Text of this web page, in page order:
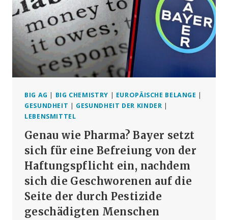
BIG AG | BIG CHEMISTRY | EUROPÄISCHE BELANGE |
GESUNDHEIT | GESUNDHEIT DER KINDER |
LEBENSMITTEL
Genau wie Pharma? Bayer setzt
sich für eine Befreiung von der
Haftungspflicht ein, nachdem
sich die Geschworenen auf die
Seite der durch Pestizide
geschädigten Menschen